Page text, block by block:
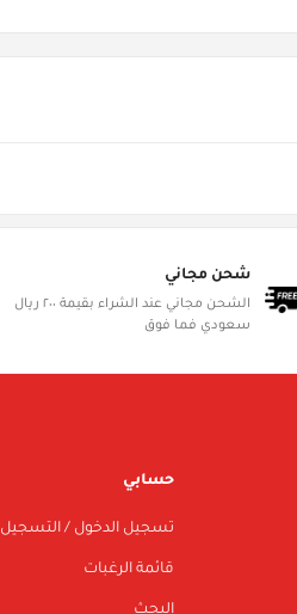
شحن مجاني
الشحن مجاني عند الشراء بقيمة ٢٠٠ ريال
سعودي فما فوق
حسابي
تسجيل الدخول / التسجيل
قائمة الرغبات
البحث